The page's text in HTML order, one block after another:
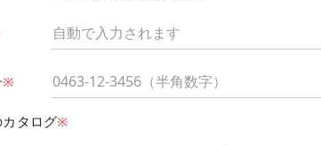
※
タログ※